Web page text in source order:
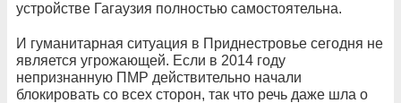
устройстве Гагаузия полностью самостоятельна.
И гуманитарная ситуация в Приднестровье сегодня не
является угрожающей. Если в 2014 году
непризнанную ПМР действительно начали
блокировать со всех сторон, так что речь даже шла о